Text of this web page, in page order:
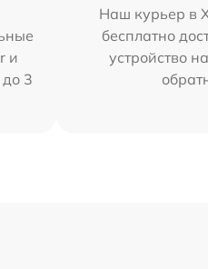
и
3
Наш курьер в
бесплатно
устройство